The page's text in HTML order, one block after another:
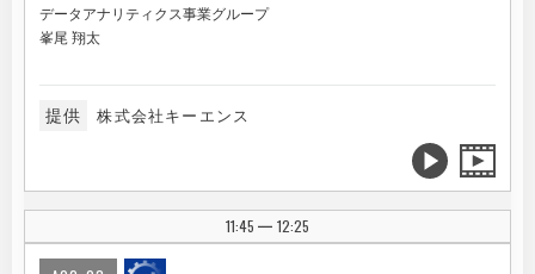
データアナリティクス事業グループ
峯尾 翔太
提供 株式会社キーエンス
11:45 | 12:25